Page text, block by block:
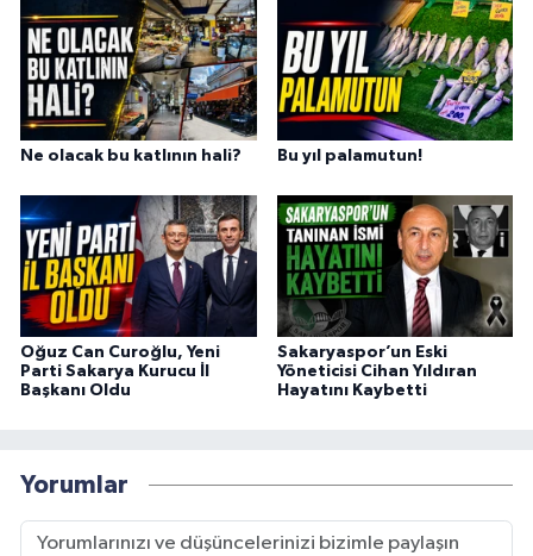
Ne olacak bu katlının hali? Bu yıl palamutun!
Oğuz Can Curoğlu, Yeni
Parti Sakarya Kurucu İl
Başkanı Oldu
Sakaryaspor’un Eski
Yöneticisi Cihan Yıldıran
Hayatını Kaybetti
Yorumlar